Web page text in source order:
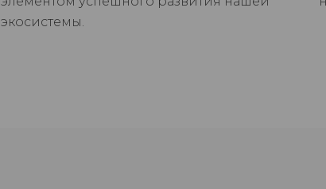
экосистемы.